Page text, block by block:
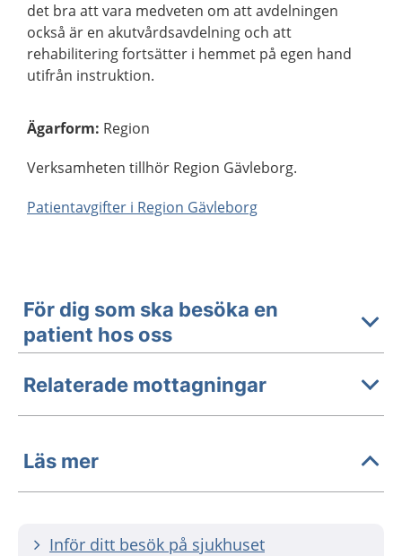
det bra att vara medveten om att avdelningen
också är en akutvårdsavdelning och att
rehabilitering fortsätter i hemmet på egen hand
utifrån instruktion.
Ägarform: Region
Verksamheten tillhör Region Gävleborg.
Patientavgifter i Region Gävleborg
För dig som ska besöka en
patient hos oss
Relaterade mottagningar
Läs mer
Inför ditt besök på sjukhuset